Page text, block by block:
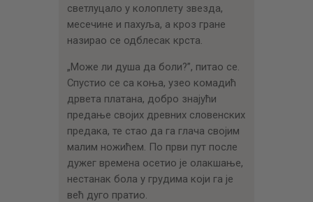
светлуцало у колоплету звезда,
месечине и пахуља, а кроз гране
назирао се одблесак крста.
„Може ли душа да боли?”, питао се.
Спустио се са коња, узео комадић
дрвета платана, добро знајући
предање својих древних словенских
предака, те стао да га глача својим
малим ножићем. По први пут после
дужег времена осетио је олакшање,
нестанак бола у грудима који га је
већ дуго пратио.